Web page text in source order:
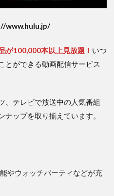
www.hulu.jp/
が100,000本以上見放題！ いつ
とができる動画配信サービス
、テレビで放送中の人気番組
ップを取り揃えています。
やウォッチパーティなどが充